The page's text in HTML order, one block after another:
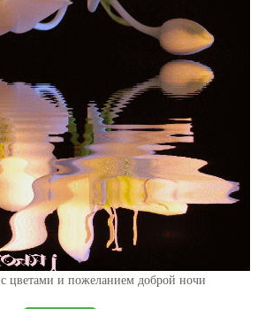
цветами и пожеланием доброй ночи